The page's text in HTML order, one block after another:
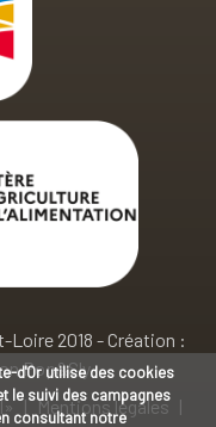
d'Or utilise des cookies
le suivi des campagnes
consultant notre
Loire 2018 - Création :
Pop&Sly
Mentions légales